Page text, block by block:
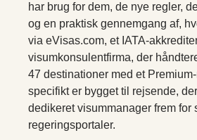
har brug for dem, de nye regler,
og en praktisk gennemgang af,
via eVisas.com, et IATA-
visumkonsulentfirma, der
47 destinationer med et
specifikt er bygget til rejsende,
dedikeret visummanager frem for
regeringsportaler.